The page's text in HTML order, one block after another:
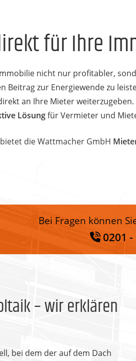
für Ihre
nicht nur profitabler,
Beitrag zur Energiewende zu
an Ihre Mieter weiterzugeben.
Lösungfür Vermieter und
bietet die Wattmacher GmbH
Bei Fragen können
0201
– wir erklären
bei dem der auf dem Dach